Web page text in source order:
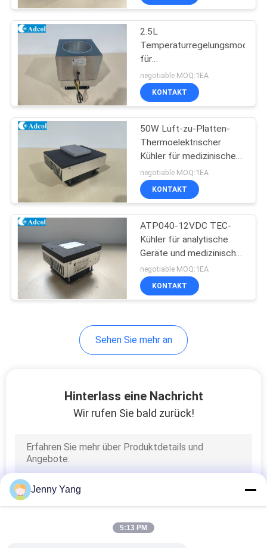
Mehrstufige Peltier-
Kühler
TEG-
Thermoelektrischer
Generator
15
Temperaturregler
Wärmeleitendes
Material
2.5L
Temperaturregelungsmodul
für
Fermentationsbehälter -
Anwendbar für
medizinische Geräte und
negotiable MOQ:1EA
KONTAKT
50W Luft-zu-Platten-
Thermoelektrischer
Kühler für medizinische
Diagnostik, Industrie- und
Analysegeräte
negotiable MOQ:1EA
KONTAKT
ATP040-12VDC TEC-
Kühler für analytische
Geräte und medizinische
Diagnostik
negotiable MOQ:1EA
KONTAKT
Sehen Sie mehr an
Hinterlass eine Nachricht
Wir rufen Sie bald zurück!
Jenny Yang
5:13 PM